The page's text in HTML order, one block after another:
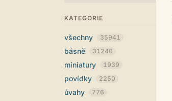
KATEGORIE
všechny 35941
básně 31240
miniatury 1939
povídky 2250
úvahy 776